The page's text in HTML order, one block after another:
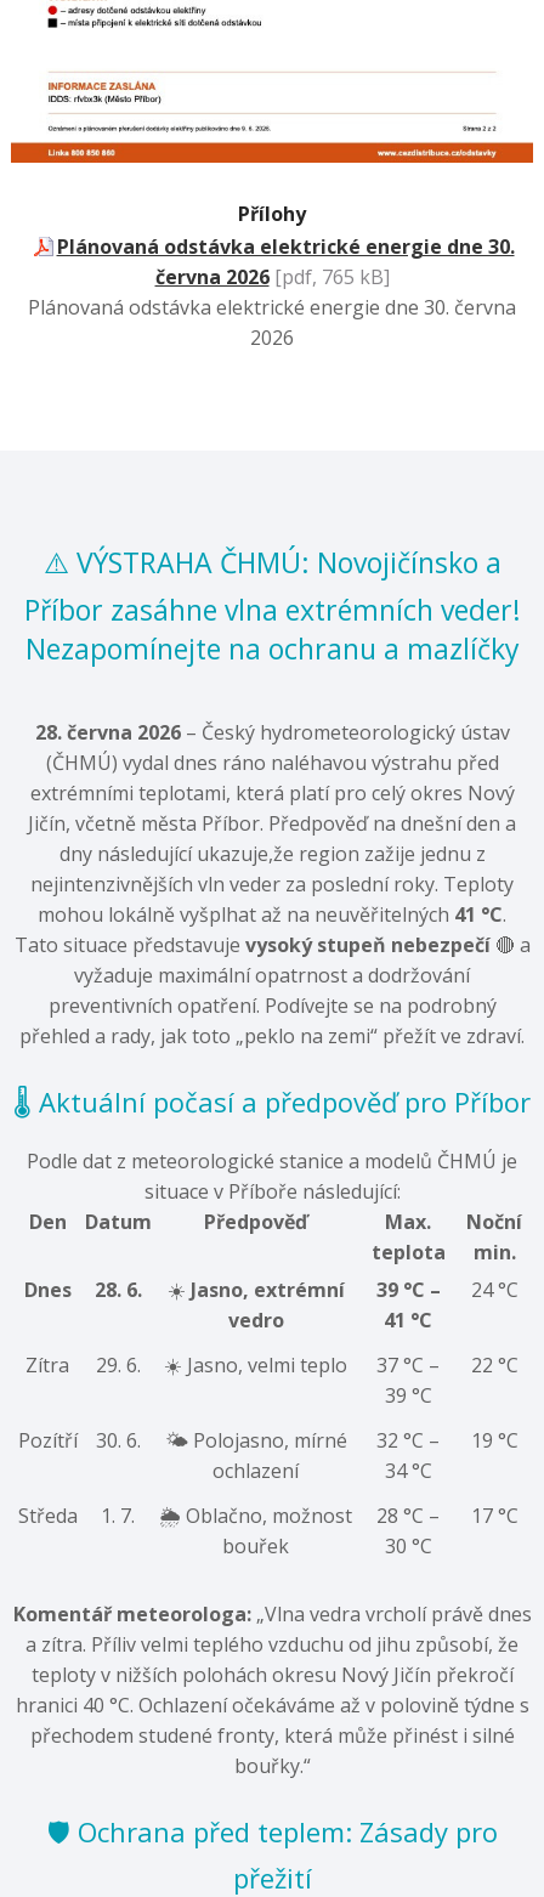
Přílohy
Plánovaná odstávka elektrické energie dne 30.
června 2026[pdf, 765 kB]
Plánovaná odstávka elektrické energie dne 30. června
2026
⚠️ VÝSTRAHA ČHMÚ: Novojičínsko a
Příbor zasáhne vlna extrémních veder!
Nezapomínejte na ochranu a mazlíčky
28. června 2026– Český hydrometeorologický ústav
(ČHMÚ) vydal dnes ráno naléhavou výstrahu před
extrémními teplotami, která platí pro celý okres Nový
Jičín, včetně města Příbor. Předpověď na dnešní den a
dny následující ukazuje,že region zažije jednu z
nejintenzivnějších vln veder za poslední roky. Teploty
mohou lokálně vyšplhat až na neuvěřitelných 41 °C.
Tato situace představuje vysoký stupeň nebezpečí🔴 a
vyžaduje maximální opatrnost a dodržování
preventivních opatření. Podívejte se na podrobný
přehled a rady, jak toto „peklo na zemi“ přežít ve zdraví.
🌡️ Aktuální počasí a předpověď pro Příbor
Podle dat z meteorologické stanice a modelů ČHMÚ je
situace v Příboře následující:
Den
Datum Předpověď
Max.
teplota
Noční
min.
Dnes
28. 6. ☀️ Jasno, extrémní
vedro
39 °C –
41 °C
24 °C
Zítra 29. 6. ☀️ Jasno, velmi teplo
37 °C –
39 °C
22 °C
Pozítří 30. 6.
🌤️ Polojasno, mírné
ochlazení
32 °C –
34 °C
19 °C
Středa 1. 7.
🌦️ Oblačno, možnost
bouřek
28 °C –
30 °C
17 °C
Komentář meteorologa:„Vlna vedra vrcholí právě dnes
a zítra. Příliv velmi teplého vzduchu od jihu způsobí, že
teploty v nižších polohách okresu Nový Jičín překročí
hranici 40 °C. Ochlazení očekáváme až v polovině týdne s
přechodem studené fronty, která může přinést i silné
bouřky.“
🛡️ Ochrana před teplem: Zásady pro
přežití